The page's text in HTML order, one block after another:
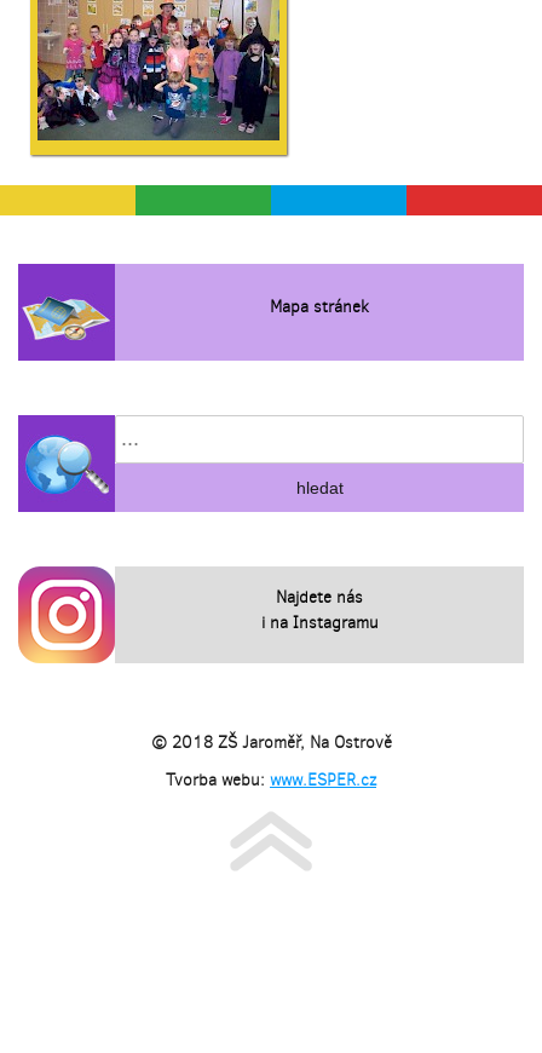
Mapa stránek
Najdete nás
i na Instagramu
© 2018 ZŠ Jaroměř, Na Ostrově
Tvorba webu: www.ESPER.cz